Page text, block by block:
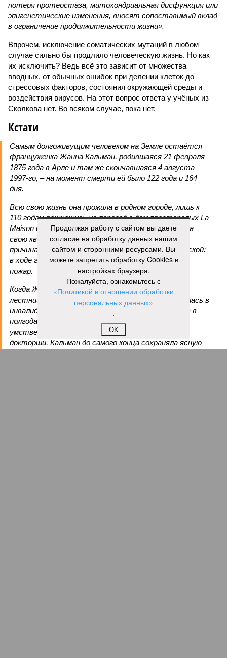
потеря протеостаза, митохондриальная дисфункция или
эпигенетические изменения, вносят сопоставимый вклад
в ограничение продолжительности жизни».
Впрочем, исключение соматических мутаций в любом
случае сильно бы продлило человеческую жизнь. Но как
их исключить? Ведь всё это зависит от множества
вводных, от обычных ошибок при делении клеток до
стрессовых факторов, состояния окружающей среды и
воздействия вирусов. На этот вопрос ответа у учёных из
Сколкова нет. Во всяком случае, пока нет.
Кстати
Самым долгоживущим человеком на Земле остаётся
француженка Жанна Кальман, родившаяся 21 февраля
1875 года в Арле и там же скончавшаяся 4 августа
1997-го, – на момент смерти ей было 122 года и 164
дня.
Всю свою жизнь она прожила в родном городе, лишь к
110 годам решившись на переезд в дом престарелых La
Maison du Lac, где через 12 лет и умерла. Покидала
свою квартиру она без особого удовольствия, но
причина расставания с родной обителью была веской:
в ходе готовки женщина случайно устроила дома
пожар.
Когда Жанне Кальман было 115 лет, она упала с
лестницы и сломала бедро и с тех пор передвигалась в
инвалидном кресле. Нейропсихолог Карен Ричи раз в
полгода проводила исследования психического и
умственного состояния старушки: по словам
докторши, Кальман до самого конца сохраняла ясную
Продолжая работу с сайтом вы даете
согласие на обработку данных нашим
сайтом и сторонними ресурсами. Вы
можете запретить обработку Cookies в
настройках браузера.
Пожалуйста, ознакомьтесь с
«Политикой в отношении обработки
персональных данных»
.
OK